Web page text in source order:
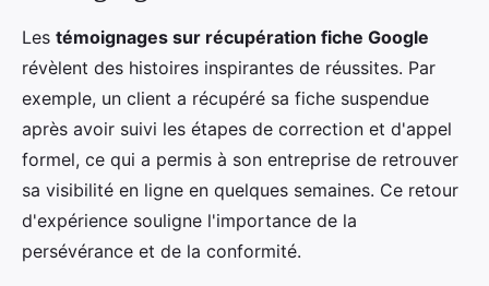
Les témoignages sur récupération fiche Google
révèlent des histoires inspirantes de réussites. Par
exemple, un client a récupéré sa fiche suspendue
après avoir suivi les étapes de correction et d'appel
formel, ce qui a permis à son entreprise de retrouver
sa visibilité en ligne en quelques semaines. Ce retour
d'expérience souligne l'importance de la
persévérance et de la conformité.